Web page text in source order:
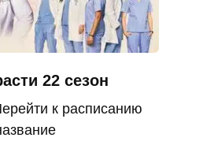
22 сезон
к расписанию